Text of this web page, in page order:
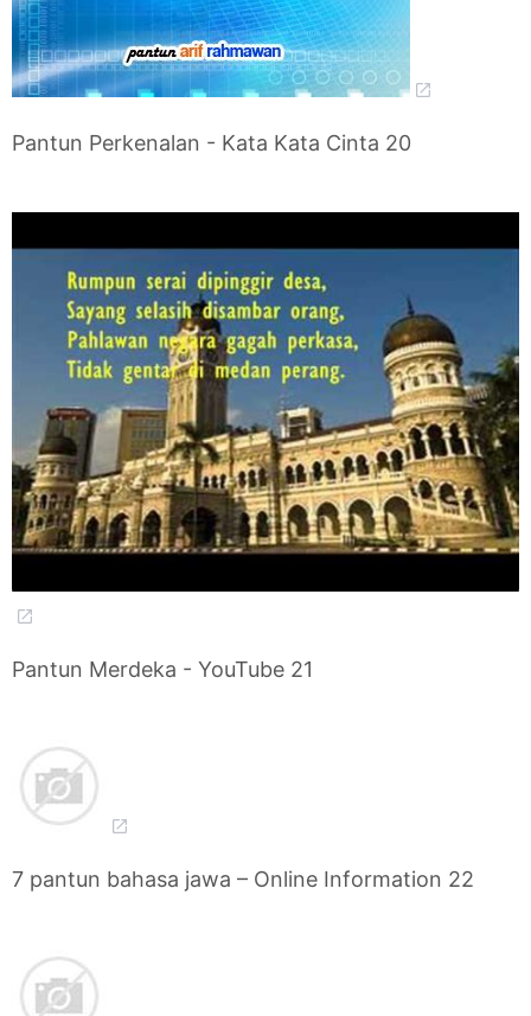
Pantun Perkenalan - Kata Kata Cinta 20
Pantun Merdeka - YouTube 21
7 pantun bahasa jawa – Online Information 22